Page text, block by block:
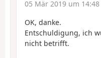
05 Mär 2019 um 14:48
OK, danke.
Entschuldigung, ich
nicht betrifft.